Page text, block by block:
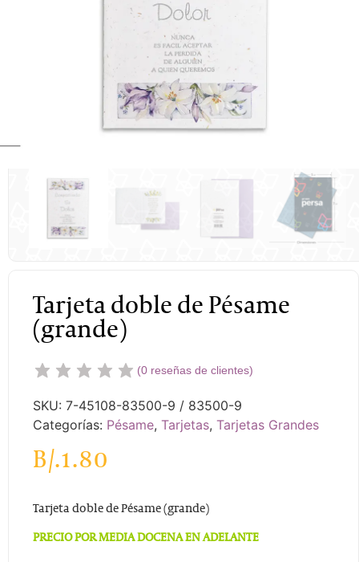
Tarjeta doble de Pésame
(grande)
(0 reseñas de clientes)
SKU: 7-45108-83500-9 / 83500-9
Categorías: Pésame, Tarjetas, Tarjetas Grandes
B/.1.80
Tarjeta doble de Pésame (grande)
PRECIO POR MEDIA DOCENA EN ADELANTE